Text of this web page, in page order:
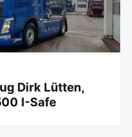
Dirk Lütten,
I-Safe